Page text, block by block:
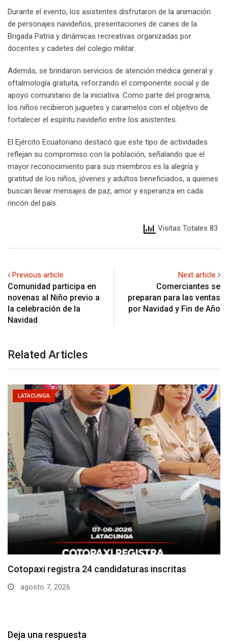
Durante el evento, los asistentes disfrutaron de la animación
de personajes navideños, presentaciones de canes de la
Brigada Patria y dinámicas recreativas organizadas por
docentes y cadetes del colegio militar.
Además, se brindaron servicios de atención médica general y
oftalmología gratuita, reforzando el componente social y de
apoyo comunitario de la iniciativa. Como parte del programa,
los niños recibieron juguetes y caramelos con el objetivo de
fortalecer el espíritu navideño entre los asistentes.
El Ejército Ecuatoriano destacó que este tipo de actividades
reflejan su compromiso con la población, señalando que el
mayor reconocimiento para sus miembros es la alegría y
gratitud de los niños, jóvenes y adultos beneficiados, a quienes
buscan llevar mensajes de paz, amor y esperanza en cada
rincón del país.
Visitas Totales 83
Previous article
Comunidad participa en
novenas al Niño previo a
la celebración de la
Navidad
Next article
Comerciantes se
preparan para las ventas
por Navidad y Fin de Año
Related Articles
LATACUNGA
Parque Nacional Cotopaxi espera alta afluencia de
visitantes…
Deja una respuesta